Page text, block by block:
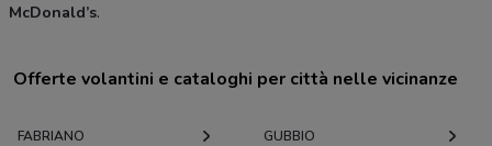
McDonald’s.
Offerte volantini e cataloghi per città nelle vicinanze
FABRIANO GUBBIO